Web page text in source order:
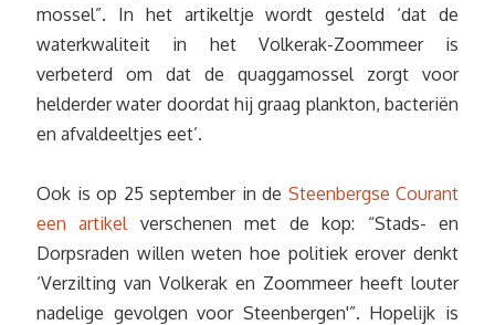
mossel”. In het artikeltje wordt gesteld ‘dat de
waterkwaliteit in het Volkerak-Zoommeer is
verbeterd om dat de quaggamossel zorgt voor
helderder water doordat hij graag plankton, bacteriën
en afvaldeeltjes eet’.
Ook is op 25 september in de Steenbergse Courant
een artikelverschenen met de kop: “Stads- en
Dorpsraden willen weten hoe politiek erover denkt
‘Verzilting van Volkerak en Zoommeer heeft louter
nadelige gevolgen voor Steenbergen'”. Hopelijk is